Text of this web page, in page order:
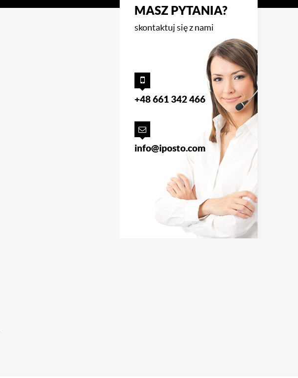
MASZ PYTANIA?
skontaktuj się z nami
+48 661 342 466
info@iposto.com